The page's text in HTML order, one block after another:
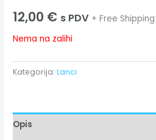
12,00 € s PDV + Free Shipping
Nema na zalihi
Kategorija:Lanci
Opis